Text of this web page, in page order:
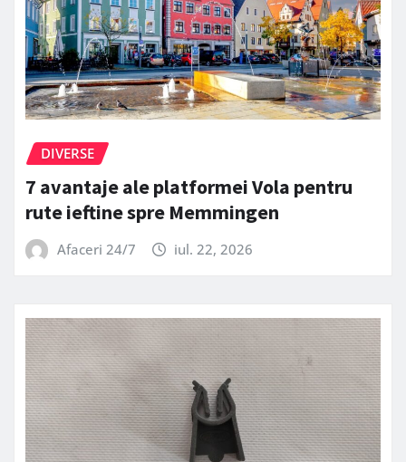
DIVERSE
7 avantaje ale platformei Vola pentru
rute ieftine spre Memmingen
Afaceri 24/7 iul. 22, 2026